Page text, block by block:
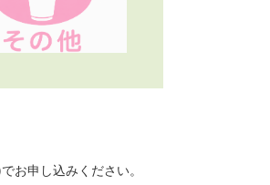
お申し込みください。